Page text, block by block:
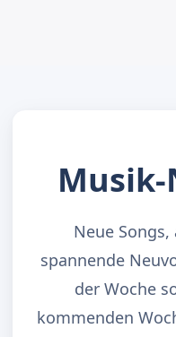
Neue
spannende
der Woche
kommenden